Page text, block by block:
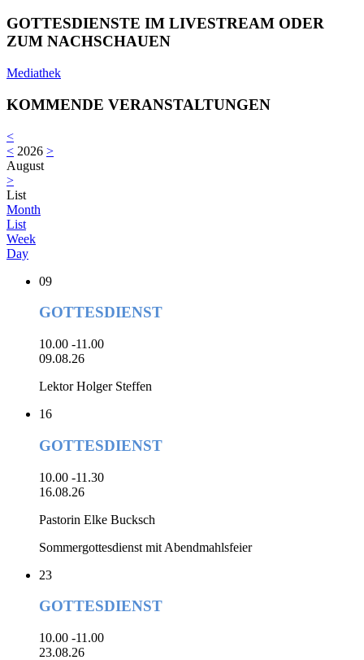
GOTTESDIENSTE IM LIVESTREAM ODER
ZUM NACHSCHAUEN
Mediathek
KOMMENDE VERANSTALTUNGEN
<
< 2026 >
August
>
List
Month
List
Week
Day
09
GOTTESDIENST
10.00 -11.00
09.08.26
Lektor Holger Steffen
16
GOTTESDIENST
10.00 -11.30
16.08.26
Pastorin Elke Bucksch
Sommergottesdienst mit Abendmahlsfeier
23
GOTTESDIENST
10.00 -11.00
23.08.26